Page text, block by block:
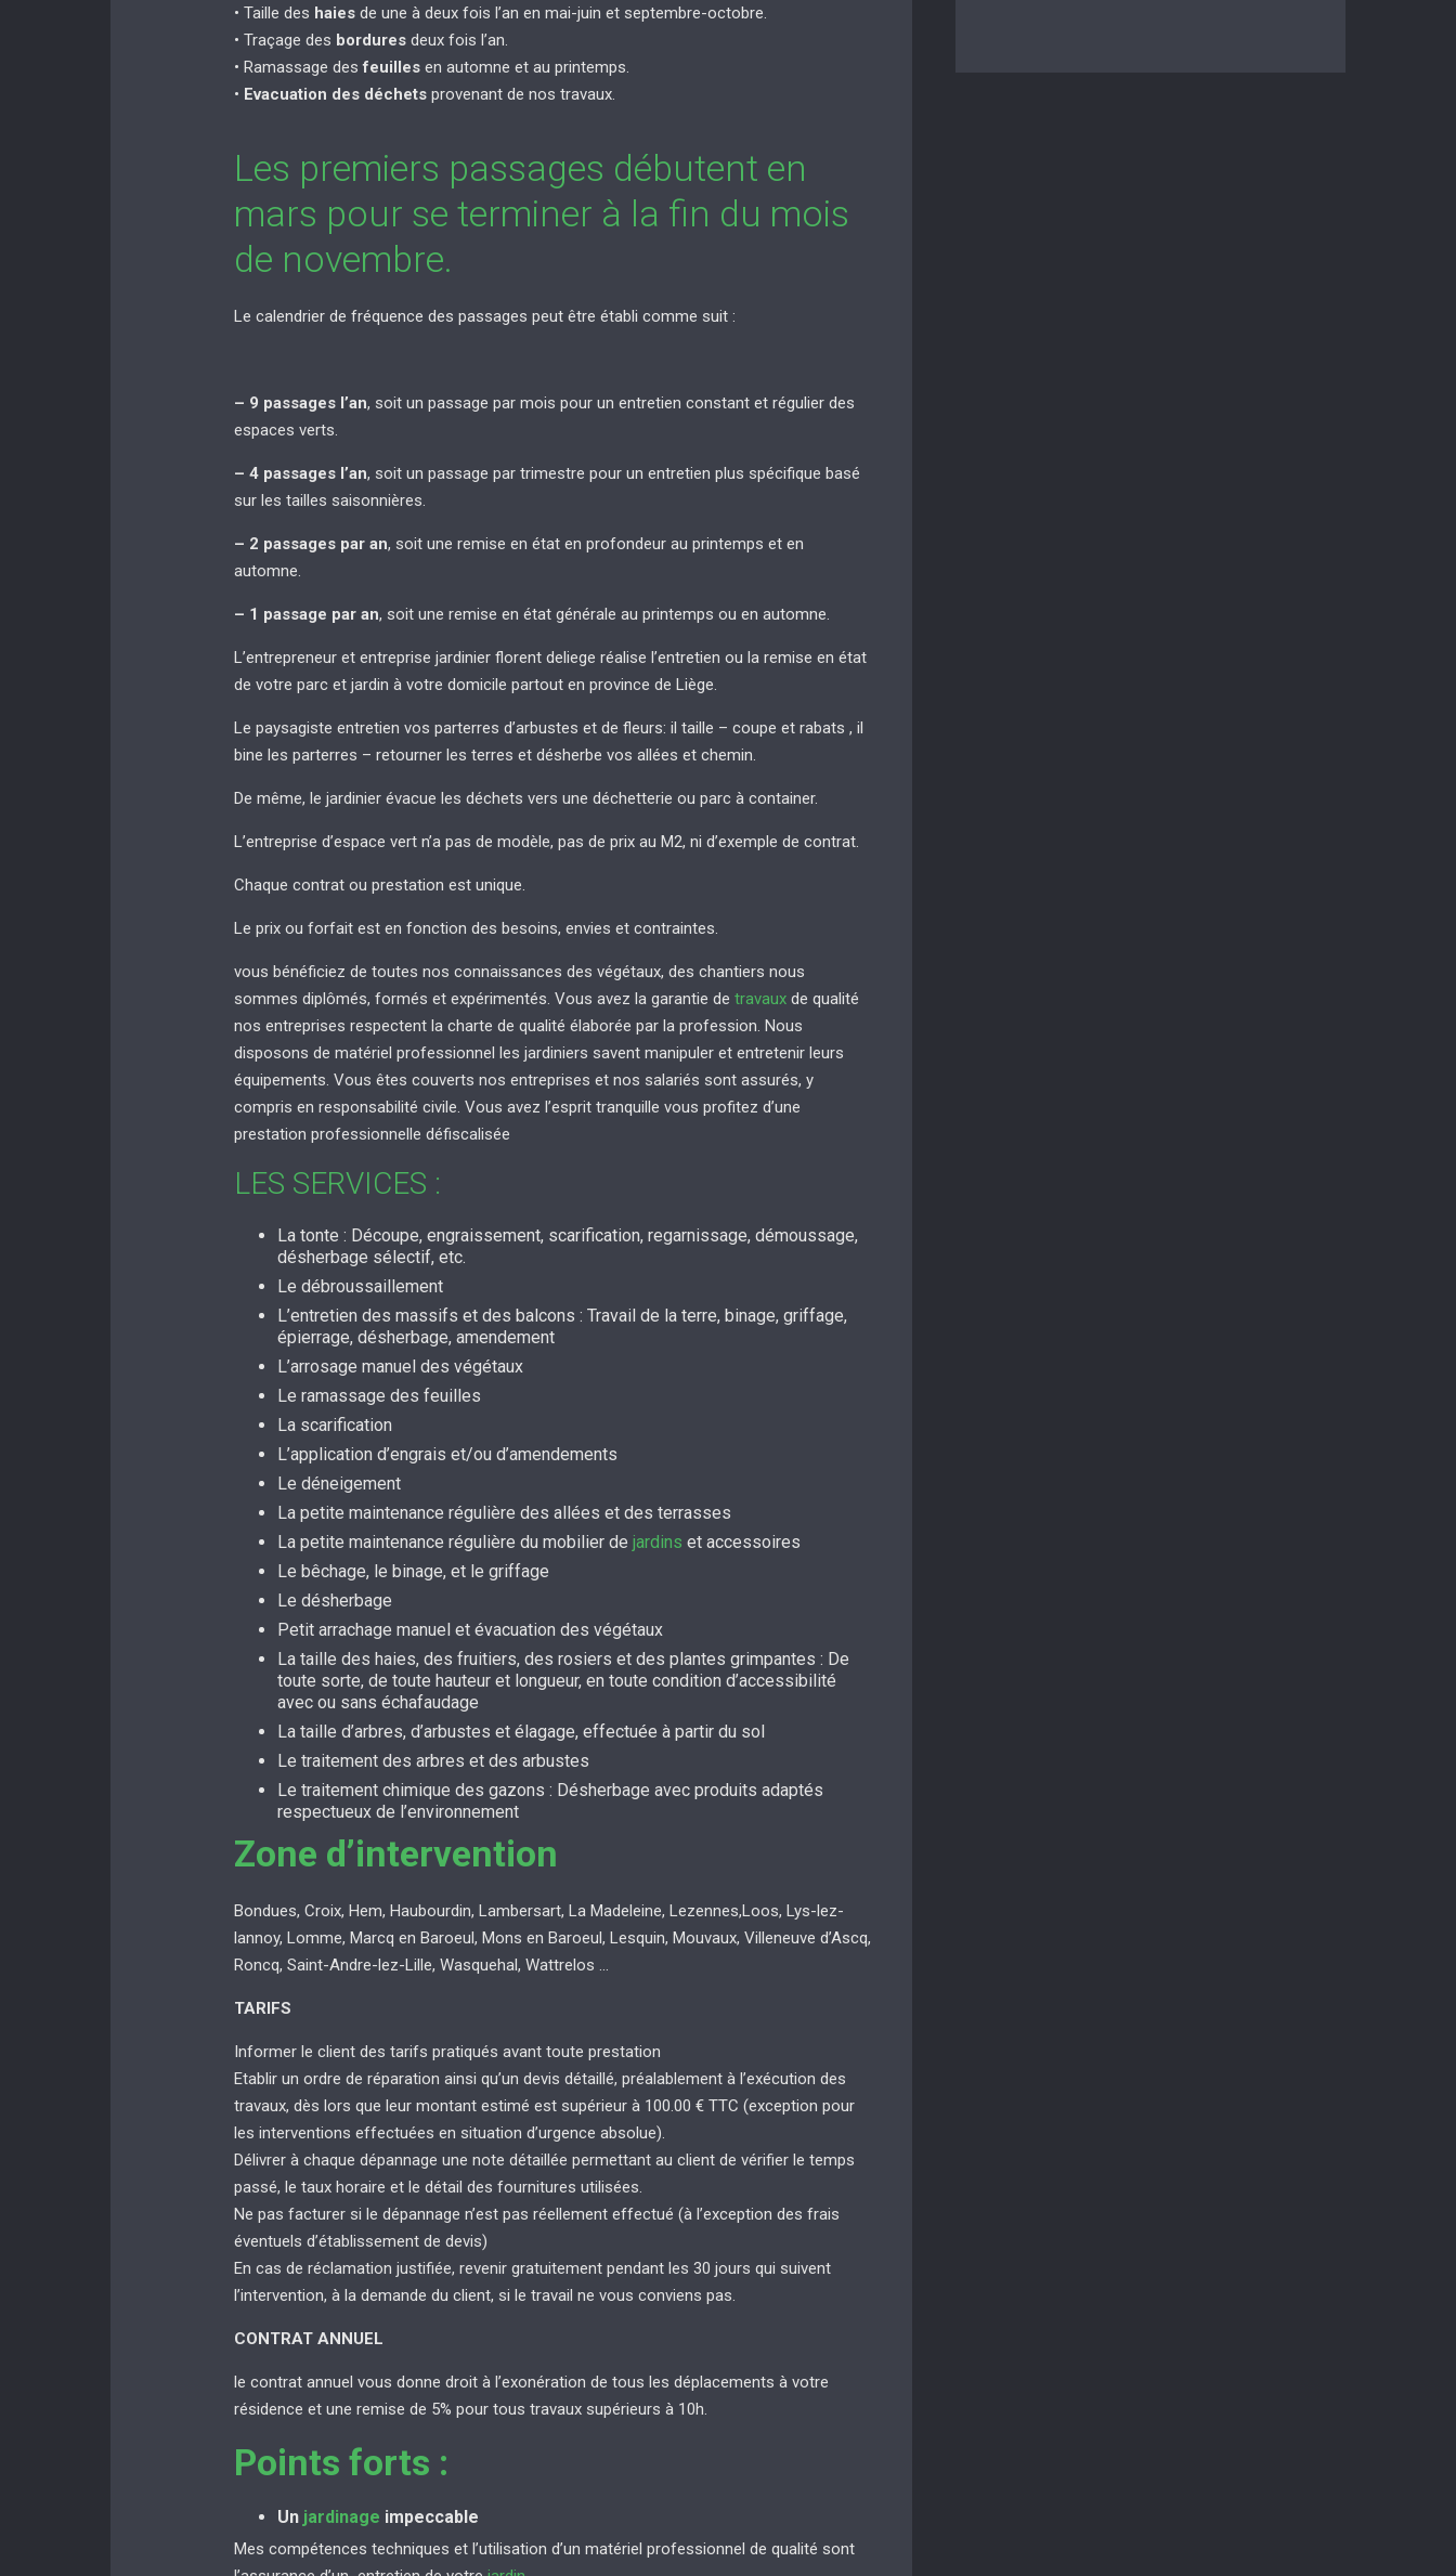
• Taille des haiesde une à deux fois l’an en mai-juin et septembre-octobre.
• Traçage des borduresdeux fois l’an.
• Ramassage desfeuillesen automne et au printemps.
• Evacuation des déchetsprovenant de nos travaux.
Les premiers passages débutent en
mars pour se terminer à la fin du mois
de novembre.
Le calendrier de fréquence des passages peut être établi comme suit :
– 9 passages l’an, soit un passage par mois pour un entretien constant et régulier des
espaces verts.
– 4 passages l’an, soit un passage par trimestre pour un entretien plus spécifique basé
sur les tailles saisonnières.
– 2 passages par an, soit une remise en état en profondeur au printemps et en
automne.
– 1 passage par an, soit une remise en état générale au printemps ou en automne.
L’entrepreneur et entreprise jardinier florent deliege réalise l’entretien ou la remise en état
de votre parc et jardin à votre domicile partout en province de Liège.
Le paysagiste entretien vos parterres d’arbustes et de fleurs: il taille – coupe et rabats , il
bine les parterres – retourner les terres et désherbe vos allées et chemin.
De même, le jardinier évacue les déchets vers une déchetterie ou parc à container.
L’entreprise d’espace vert n’a pas de modèle, pas de prix au M2, ni d’exemple de contrat.
Chaque contrat ou prestation est unique.
Le prix ou forfait est en fonction des besoins, envies et contraintes.
vous bénéficiez de toutes nos connaissances des végétaux, des chantiers nous
sommes diplômés, formés et expérimentés. Vous avez la garantie de travauxde qualité
nos entreprises respectent la charte de qualité élaborée par la profession. Nous
disposons de matériel professionnel les jardiniers savent manipuler et entretenir leurs
équipements. Vous êtes couverts nos entreprises et nos salariés sont assurés, y
compris en responsabilité civile. Vous avez l’esprit tranquille vous profitez d’une
prestation professionnelle défiscalisée
LES SERVICES :
La tonte : Découpe, engraissement, scarification, regarnissage, démoussage,
désherbage sélectif, etc.
Le débroussaillement
L’entretien des massifs et des balcons : Travail de la terre, binage, griffage,
épierrage, désherbage, amendement
L’arrosage manuel des végétaux
Le ramassage des feuilles
La scarification
L’application d’engrais et/ou d’amendements
Le déneigement
La petite maintenance régulière des allées et des terrasses
La petite maintenance régulière du mobilier de jardins et accessoires
Le bêchage, le binage, et le griffage
Le désherbage
Petit arrachage manuel et évacuation des végétaux
La taille des haies, des fruitiers, des rosiers et des plantes grimpantes : De
toute sorte, de toute hauteur et longueur, en toute condition d’accessibilité
avec ou sans échafaudage
La taille d’arbres, d’arbustes et élagage, effectuée à partir du sol
Le traitement des arbres et des arbustes
Le traitement chimique des gazons : Désherbage avec produits adaptés
respectueux de l’environnement
Zone d’intervention
Bondues, Croix, Hem, Haubourdin, Lambersart, La Madeleine, Lezennes,Loos, Lys-lez-
lannoy, Lomme, Marcq en Baroeul, Mons en Baroeul, Lesquin, Mouvaux, Villeneuve d’Ascq,
Roncq, Saint-Andre-lez-Lille, Wasquehal, Wattrelos …
TARIFS
Informer le client des tarifs pratiqués avant toute prestation
Etablir un ordre de réparation ainsi qu’un devis détaillé, préalablement à l’exécution des
travaux, dès lors que leur montant estimé est supérieur à 100.00 € TTC (exception pour
les interventions effectuées en situation d’urgence absolue).
Délivrer à chaque dépannage une note détaillée permettant au client de vérifier le temps
passé, le taux horaire et le détail des fournitures utilisées.
Ne pas facturer si le dépannage n’est pas réellement effectué (à l’exception des frais
éventuels d’établissement de devis)
En cas de réclamation justifiée, revenir gratuitement pendant les 30 jours qui suivent
l’intervention, à la demande du client, si le travail ne vous conviens pas.
CONTRAT ANNUEL
le contrat annuel vous donne droit à l’exonération de tous les déplacements à votre
résidence et une remise de 5% pour tous travaux supérieurs à 10h.
Points forts :
Un jardinage impeccable
Mes compétences techniques et l’utilisation d’un matériel professionnel de qualité sont